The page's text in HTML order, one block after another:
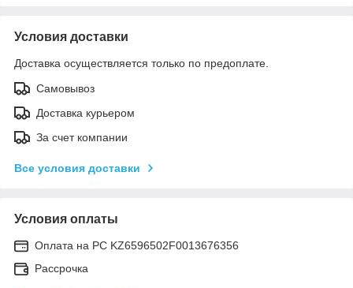
Условия доставки
Доставка осуществляется только по предоплате.
Самовывоз
Доставка курьером
За счет компании
Все условия доставки
Условия оплаты
Оплата на РС KZ6596502F0013676356
Рассрочка